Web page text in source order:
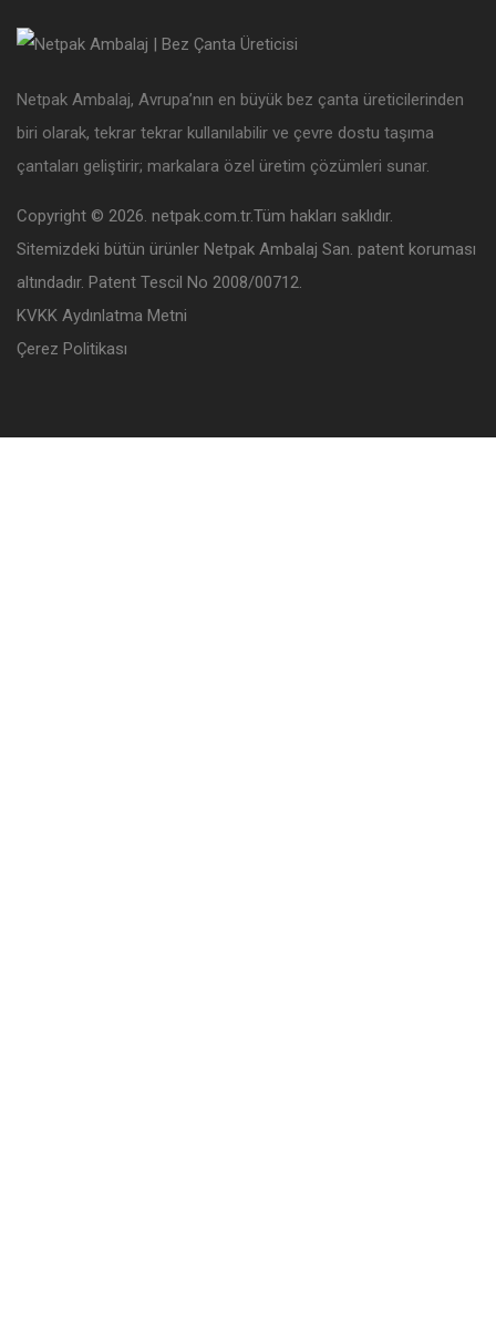
Netpak Ambalaj, Avrupa’nın en büyük bez çanta üreticilerinden
biri olarak, tekrar tekrar kullanılabilir ve çevre dostu taşıma
çantaları geliştirir; markalara özel üretim çözümleri sunar.
Copyright © 2026. netpak.com.tr.Tüm hakları saklıdır.
Sitemizdeki bütün ürünler Netpak Ambalaj San. patent koruması
altındadır. Patent Tescil No 2008/00712.
KVKK Aydınlatma Metni
Çerez Politikası